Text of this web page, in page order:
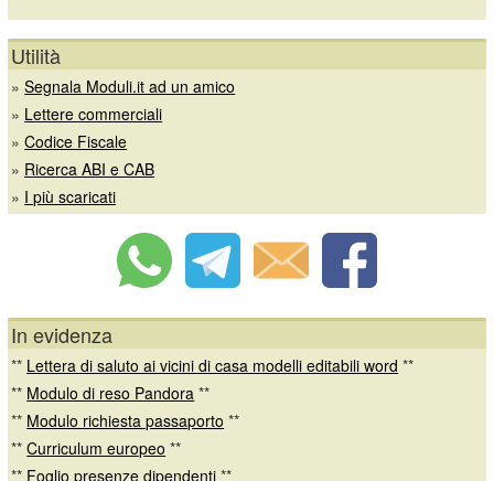
Utilità
»Segnala Moduli.it ad un amico
» Lettere commerciali
»Codice Fiscale
» Ricerca ABI e CAB
» I più scaricati
In evidenza
** Lettera di saluto ai vicini di casa modelli editabili word **
** Modulo di reso Pandora **
** Modulo richiesta passaporto **
**Curriculum europeo **
** Foglio presenze dipendenti **